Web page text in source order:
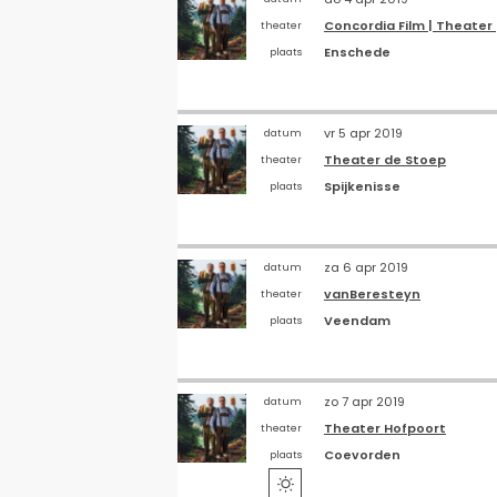
theater Concordia Film |
plaats
Enschede
datum vr 5 apr 2019
theater Theater de Stoep
plaats
Spijkenisse
datum za 6 apr 2019
theater vanBeresteyn
plaats
Veendam
datum zo 7 apr 2019
theater Theater Hofpoort
plaats Coevorden
